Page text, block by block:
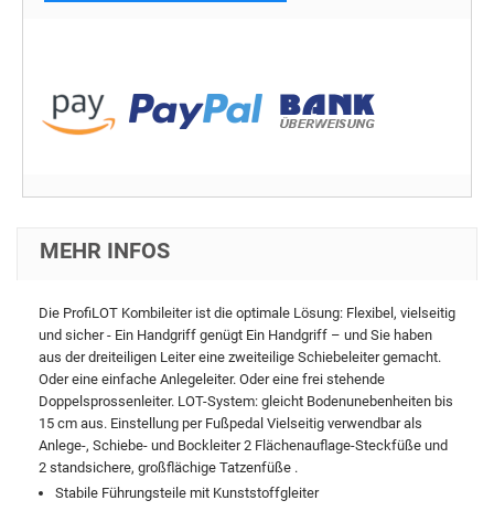
MEHR INFOS
Die ProfiLOT Kombileiter ist die optimale Lösung: Flexibel, vielseitig
und sicher - Ein Handgriff genügt Ein Handgriff – und Sie haben
aus der dreiteiligen Leiter eine zweiteilige Schiebeleiter gemacht.
Oder eine einfache Anlegeleiter. Oder eine frei stehende
Doppelsprossenleiter. LOT-System: gleicht Bodenunebenheiten bis
15 cm aus. Einstellung per Fußpedal Vielseitig verwendbar als
Anlege-, Schiebe- und Bockleiter 2 Flächenauflage-Steckfüße und
2 standsichere, großflächige Tatzenfüße .
Stabile Führungsteile mit Kunststoffgleiter